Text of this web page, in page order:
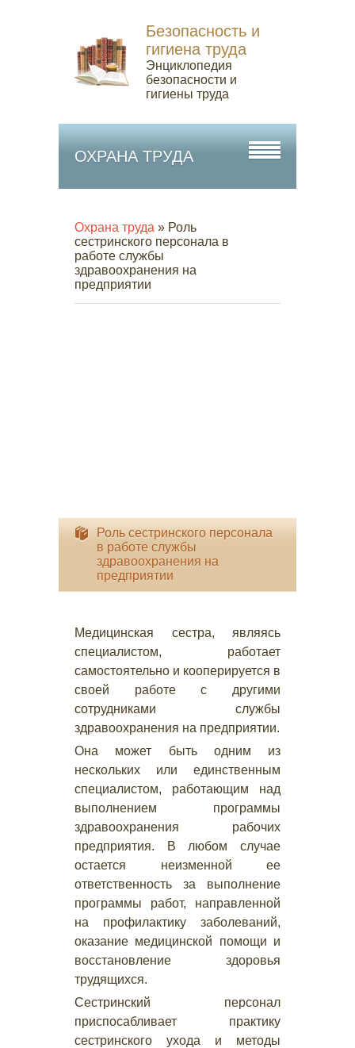
Безопасность и
гигиена труда
Энциклопедия
безопасности и
гигиены труда
ОХРАНА ТРУДА
Охрана труда » Роль
сестринского персонала в
работе службы
здравоохранения на
предприятии
Роль сестринского персонала
в работе службы
здравоохранения на
предприятии
Медицинская сестра, являясь
специалистом, работает
самостоятельно и кооперируется в
своей работе с другими
сотрудниками службы
здравоохранения на предприятии.
Она может быть одним из
нескольких или единственным
специалистом, работающим над
выполнением программы
здравоохранения рабочих
предприятия. В любом случае
остается неизменной ее
ответственность за выполнение
программы работ, направленной
на профилактику заболеваний,
оказание медицинской помощи и
восстановление здоровья
трудящихся.
Сестринский персонал
приспосабливает практику
сестринского ухода и методы